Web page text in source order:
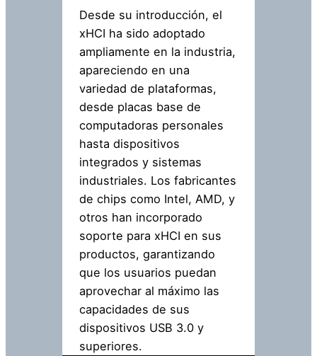
Desde su introducción, el
xHCI ha sido adoptado
ampliamente en la industria,
apareciendo en una
variedad de plataformas,
desde placas base de
computadoras personales
hasta dispositivos
integrados y sistemas
industriales. Los fabricantes
de chips como Intel, AMD, y
otros han incorporado
soporte para xHCI en sus
productos, garantizando
que los usuarios puedan
aprovechar al máximo las
capacidades de sus
dispositivos USB 3.0 y
superiores.